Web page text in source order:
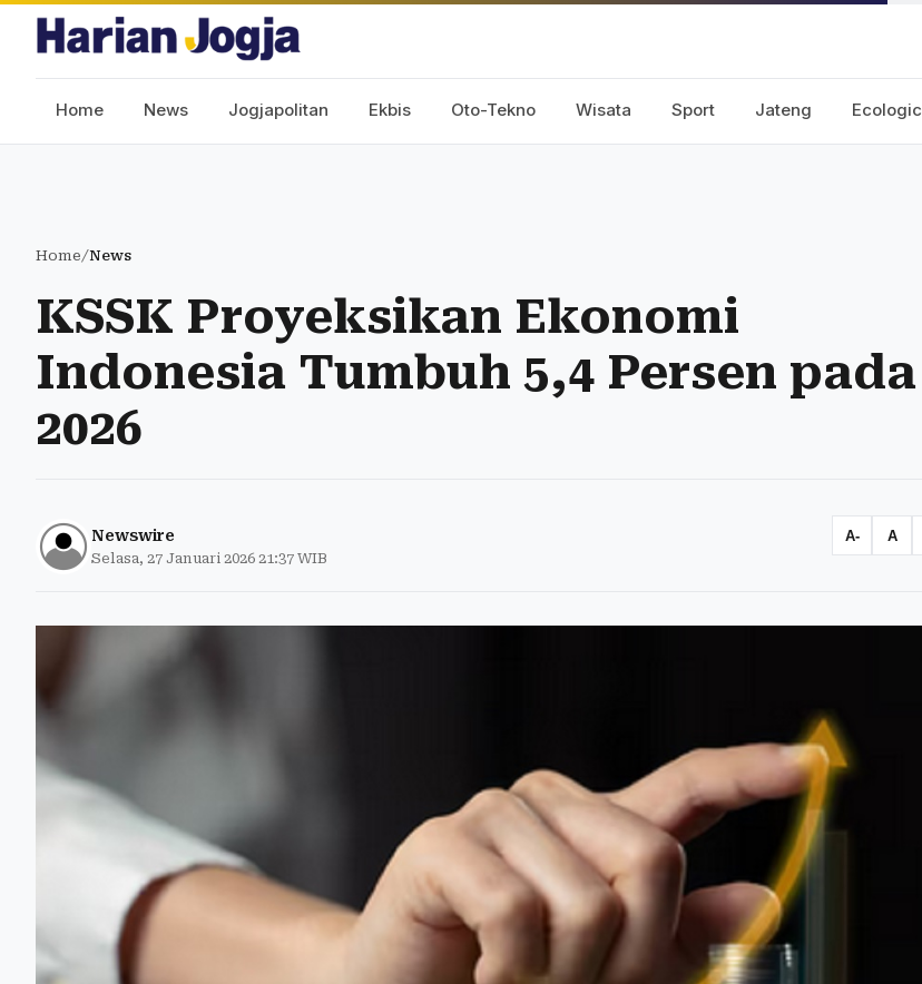
Home News Jogjapolitan Ekbis Oto-Tekno Wisata Sport Jateng Ecologic
Home/News
KSSK Proyeksikan Ekonomi
Indonesia Tumbuh 5,4 Persen pada
2026
Newswire
Selasa, 27 Januari 2026 21:37 WIB
A- A